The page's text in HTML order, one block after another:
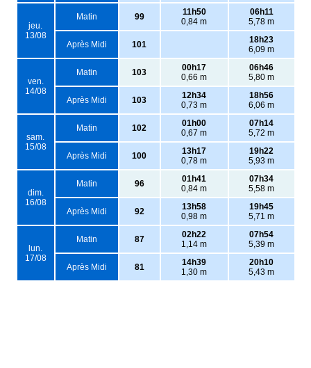
jeu.
13/08
Matin 99
11h50
0,84 m
06h11
5,78 m
Après Midi 101
18h23
6,09 m
ven.
14/08
Matin 103
00h17
0,66 m
06h46
5,80 m
Après Midi 103
12h34
0,73 m
18h56
6,06 m
sam.
15/08
Matin 102
01h00
0,67 m
07h14
5,72 m
Après Midi 100
13h17
0,78 m
19h22
5,93 m
dim.
16/08
Matin 96
01h41
0,84 m
07h34
5,58 m
Après Midi 92
13h58
0,98 m
19h45
5,71 m
lun.
17/08
Matin 87
02h22
1,14 m
07h54
5,39 m
Après Midi 81
14h39
1,30 m
20h10
5,43 m